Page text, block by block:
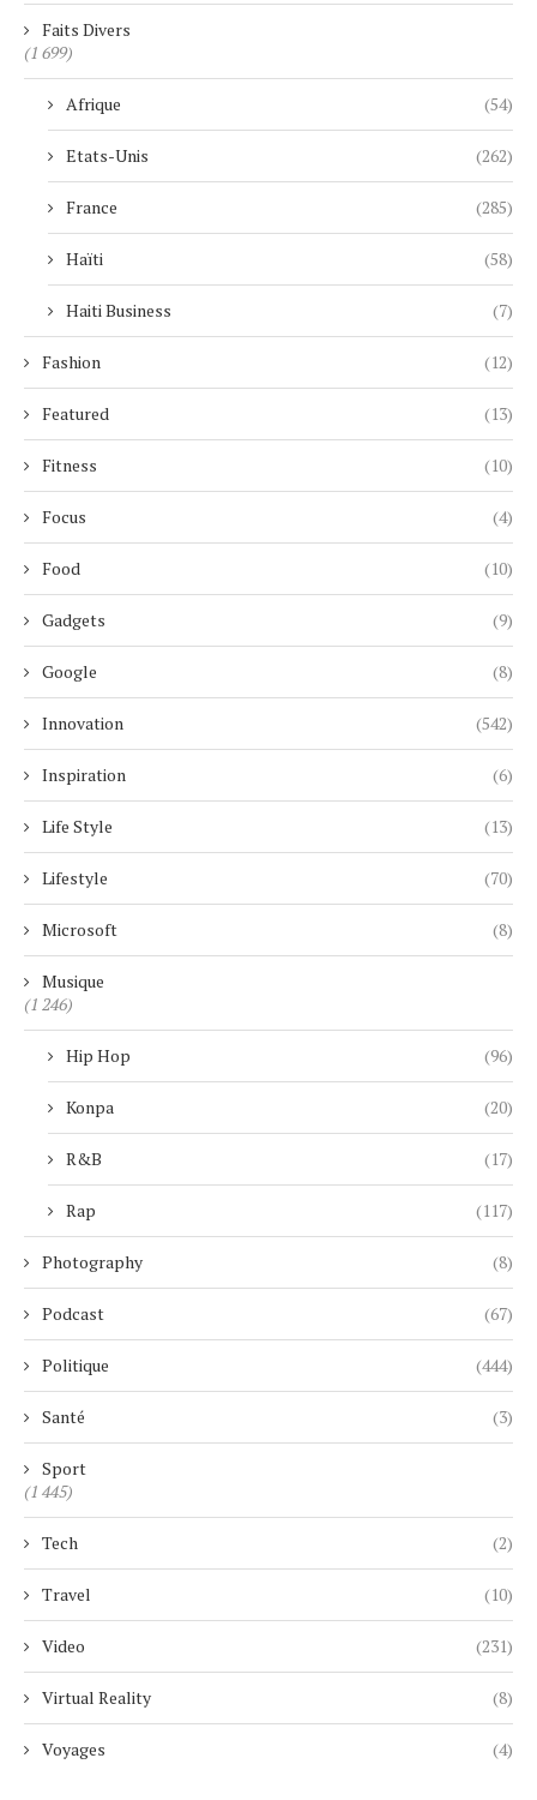
Faits Divers
(1 699)
Afrique (54)
Etats-Unis (262)
France (285)
Haïti (58)
Haiti Business (7)
Fashion (12)
Featured (13)
Fitness (10)
Focus (4)
Food (10)
Gadgets (9)
Google (8)
Innovation (542)
Inspiration (6)
Life Style (13)
Lifestyle (70)
Microsoft (8)
Musique
(1 246)
Hip Hop (96)
Konpa (20)
R&B (17)
Rap (117)
Photography (8)
Podcast (67)
Politique (444)
Santé (3)
Sport
(1 445)
Tech (2)
Travel (10)
Video (231)
Virtual Reality (8)
Voyages (4)